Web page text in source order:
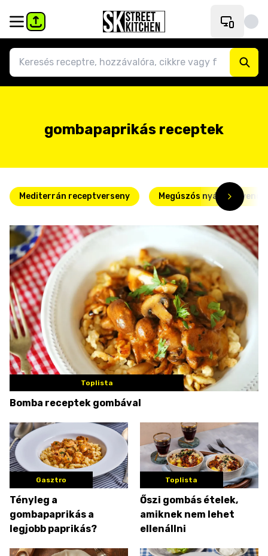
gombapaprikás receptek
Mediterrán receptverseny Megúszós nyári
Toplista
Bomba receptek gombával
Gasztro
Tényleg a
gombapaprikás a
legjobb paprikás?
Toplista
Őszi gombás ételek,
amiknek nem lehet
ellenállni